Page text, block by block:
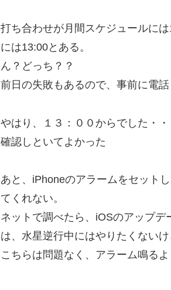
打ち合わせが月間スケジュールに
には13:00とある。
ん？どっち？？
前日の失敗もあるので、事前に電話
やはり、１３：００からでした・・
確認しといてよかった
あと、iPhoneのアラームをセット
てくれない。
ネットで調べたら、iOSのアップデ
は、水星逆行中にはやりたくない
こちらは問題なく、アラーム鳴るよ